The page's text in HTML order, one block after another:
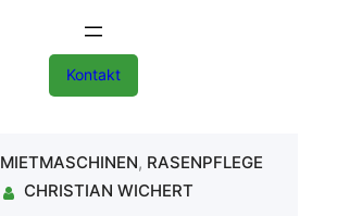
Kontakt
MIETMASCHINEN, RASENPFLEGE
CHRISTIAN WICHERT